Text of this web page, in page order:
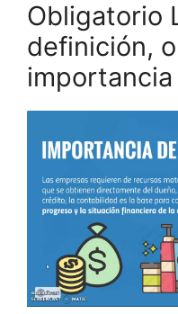
Obligatorio
definición,